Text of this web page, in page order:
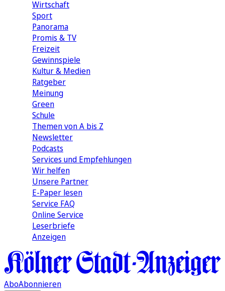
Wirtschaft
Sport
Panorama
Promis & TV
Freizeit
Gewinnspiele
Kultur & Medien
Ratgeber
Meinung
Green
Schule
Themen von A bis Z
Newsletter
Podcasts
Services und Empfehlungen
Wir helfen
Unsere Partner
E-Paper lesen
Service FAQ
Online Service
Leserbriefe
Anzeigen
AboAbonnieren